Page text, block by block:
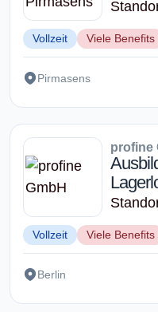
Vollzeit Viele Benefits
Pirmasens
profine
Vollzeit Viele Benefits
Berlin